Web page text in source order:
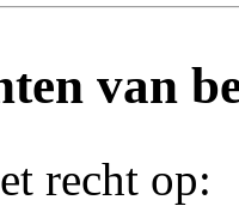
van
recht op: